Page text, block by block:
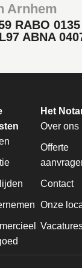
Arnhem
RABO
ABNA
Het
Over ons
Offerte
Contact
Onze